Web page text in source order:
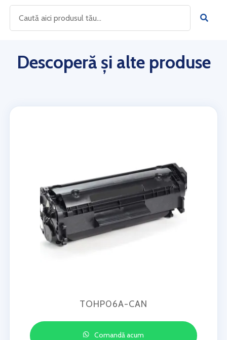
Descoperă și alte produse
TOHP06A-CAN
Comandă acum